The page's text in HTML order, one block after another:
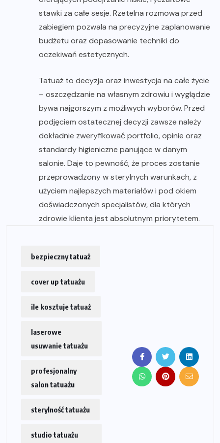
stawki za całe sesje. Rzetelna rozmowa przed
zabiegiem pozwala na precyzyjne zaplanowanie
budżetu oraz dopasowanie techniki do
oczekiwań estetycznych.
Tatuaż to decyzja oraz inwestycja na całe życie
– oszczędzanie na własnym zdrowiu i wyglądzie
bywa najgorszym z możliwych wyborów. Przed
podjęciem ostatecznej decyzji zawsze należy
dokładnie zweryfikować portfolio, opinie oraz
standardy higieniczne panujące w danym
salonie. Daje to pewność, że proces zostanie
przeprowadzony w sterylnych warunkach, z
użyciem najlepszych materiałów i pod okiem
doświadczonych specjalistów, dla których
zdrowie klienta jest absolutnym priorytetem.
bezpieczny tatuaż
cover up tatuażu
ile kosztuje tatuaż
laserowe
usuwanie tatuażu
profesjonalny
salon tatuażu
sterylność tatuażu
studio tatuażu